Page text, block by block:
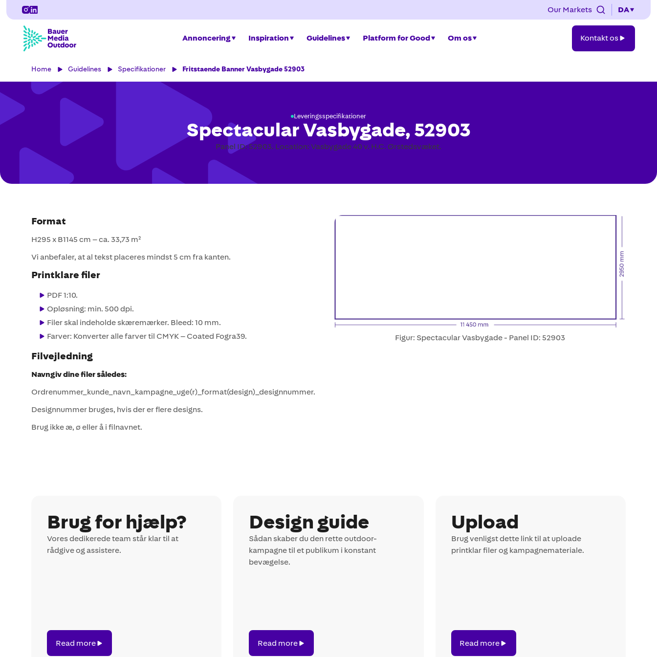
Our Markets DA
Annoncering Inspiration Guidelines Platform for Good Om os
os
Kontakt os
Home Guidelines Specifikationer Fritstaende Banner Vasbygade 52903
Leveringsspecifikationer
Spectacular Vasbygade, 52903
Panel ID: 52903. Location: Vasbygade 40 v. H.C. Ørstedsvæket.
Format
H295 x B1145 cm – ca. 33,73 m²
Vi anbefaler, at al tekst placeres mindst 5 cm fra kanten.
Printklare filer
PDF 1:10.
Opløsning: min. 500 dpi.
Filer skal indeholde skæremærker. Bleed: 10 mm.
Farver: Konverter alle farver til CMYK – Coated Fogra39.
Filvejledning
Navngiv dine filer således:
Ordrenummer_kunde_navn_kampagne_uge(r)_format(design)_designnummer.
Designnummer bruges, hvis der er flere designs.
Brug ikke æ, ø eller å i filnavnet.
Figur: Spectacular Vasbygade - Panel ID: 52903
Brug for hjælp?
Vores dedikerede team står klar til at
rådgive og assistere.
more
Read more
Design guide
Sådan skaber du den rette outdoor-
kampagne til et publikum i konstant
bevægelse.
more
Read more
Upload
Brug venligst dette link til at uploade
printklar filer og kampagnemateriale.
more
Read more